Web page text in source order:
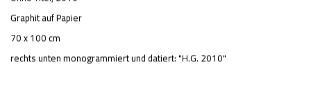
Graphit auf Papier
70 x 100 cm
rechts unten monogrammiert und datiert: "H.G. 2010"